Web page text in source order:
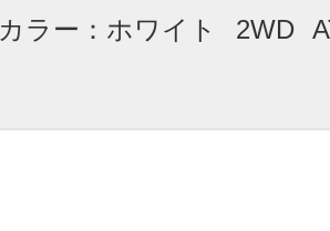
カラー：ホワイト 2WD